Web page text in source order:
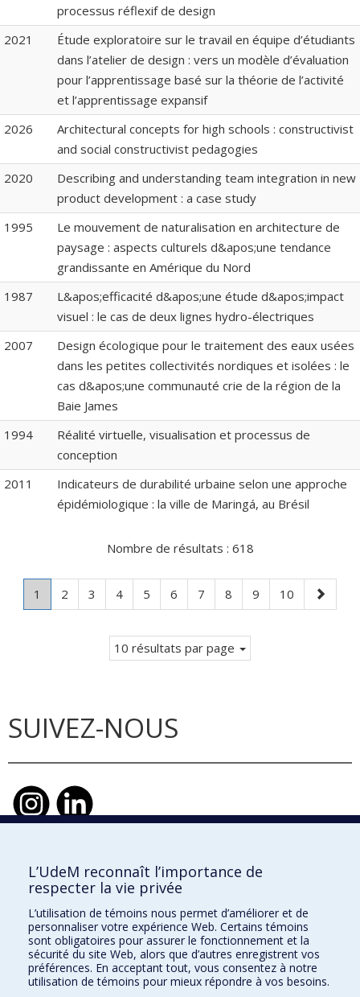
processus réflexif de design
2021
Étude exploratoire sur le travail en équipe d’étudiants
dans l’atelier de design : vers un modèle d’évaluation
pour l’apprentissage basé sur la théorie de l’activité
et l’apprentissage expansif
2026
Architectural concepts for high schools : constructivist
and social constructivist pedagogies
2020
Describing and understanding team integration in new
product development : a case study
1995
Le mouvement de naturalisation en architecture de
paysage : aspects culturels d&apos;une tendance
grandissante en Amérique du Nord
1987
L&apos;efficacité d&apos;une étude d&apos;impact
visuel : le cas de deux lignes hydro-électriques
2007
Design écologique pour le traitement des eaux usées
dans les petites collectivités nordiques et isolées : le
cas d&apos;une communauté crie de la région de la
Baie James
1994
Réalité virtuelle, visualisation et processus de
conception
2011
Indicateurs de durabilité urbaine selon une approche
épidémiologique : la ville de Maringá, au Brésil
Nombre de résultats : 618
Page
1
Page
Page
2 Page
3 Page
4 Page
5 Page
6 Page
7 Page
8 Page
9 Page
10
Page
suivante
10 résultats par page
SUIVEZ-NOUS
École d'urbanisme et d'architecture de
paysage
École d'architecture
École de design
L’UdeM reconnaît l’importance de
respecter la vie privée
L’utilisation de témoins nous permet d’améliorer et de
personnaliser votre expérience Web. Certains témoins
sont obligatoires pour assurer le fonctionnement et la
sécurité du site Web, alors que d’autres enregistrent vos
préférences. En acceptant tout, vous consentez à notre
utilisation de témoins pour mieux répondre à vos besoins.